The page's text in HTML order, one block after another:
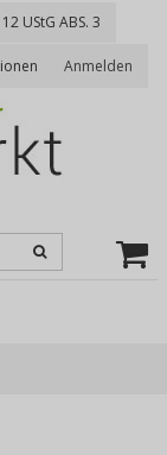
UStG ABS. 3
Anmelden